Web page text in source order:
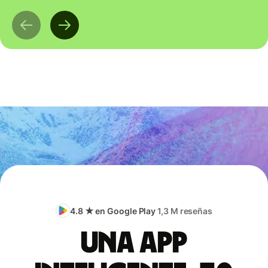
4.8 ★ en Google Play1,3 M reseñas
Una app